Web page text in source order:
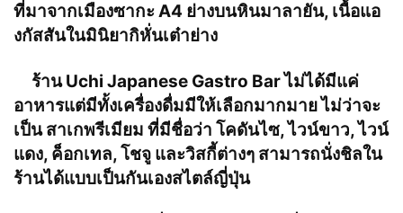
ที่มาจากเมืองซากะ A4 ย่างบนหินมาลายัน, เนื้อแอ
งกัสสันในมินิยากิหั่นเต๋าย่าง
ร้าน Uchi Japanese Gastro Bar ไม่ได้มีแค่
อาหารแต่มีทั้งเครื่องดื่มมีให้เลือกมากมาย ไม่ว่าจะ
เป็น สาเกพรีเมียม ที่มีชื่อว่า โคดันไซ, ไวน์ขาว, ไวน์
แดง, ค็อกเทล, โชจู และวิสกี้ต่างๆ สามารถนั่งชิลใน
ร้านได้แบบเป็นกันเองสไตล์ญี่ปุ่น